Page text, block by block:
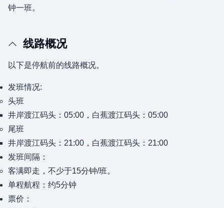
钟一班。
线路概况
以下是停航前的线路概况。
发班情况:
头班
井岸渡江码头：05:00，白蕉渡江码头：05:00
尾班
井岸渡江码头：21:00，白蕉渡江码头：21:00
发班间隔：
客满即走，不少于15分钟/班。
单程航程：约5分钟
票价：